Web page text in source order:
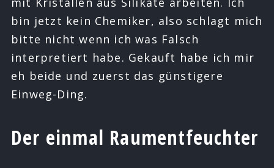
bin jetzt kein Chemiker, also schlagt mich
bitte nicht wenn ich was Falsch
interpretiert habe. Gekauft habe ich mir
eh beide und zuerst das günstigere
Einweg-Ding.
Der einmal Raumentfeuchter